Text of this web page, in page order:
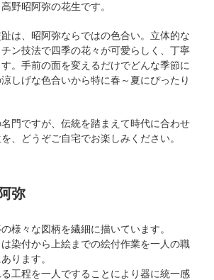
野昭阿弥の花生です。
は、昭阿弥ならではの色合い。立体的な
ン技法で四季の花々が可愛らしく、丁寧
。手前の面を変えるだけでどんな季節に
しげな色合いから特に春～夏にぴったり
門ですが、伝統を踏まえて時代に合わせ
、どうぞご自宅でお楽しみください。
弥
様々な図柄を繊細に描いています。
染付から上絵までの絵付作業を一人の職
ります。
工程を一人ですることにより器に統一感